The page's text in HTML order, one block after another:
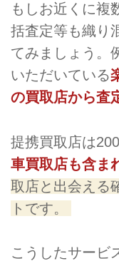
もしお近くに複
括査定等も織り
てみましょう。
いただいている
の買取店から査
提携買取店は
車買取店も含ま
取店と出会える
トです。
こうしたサービ